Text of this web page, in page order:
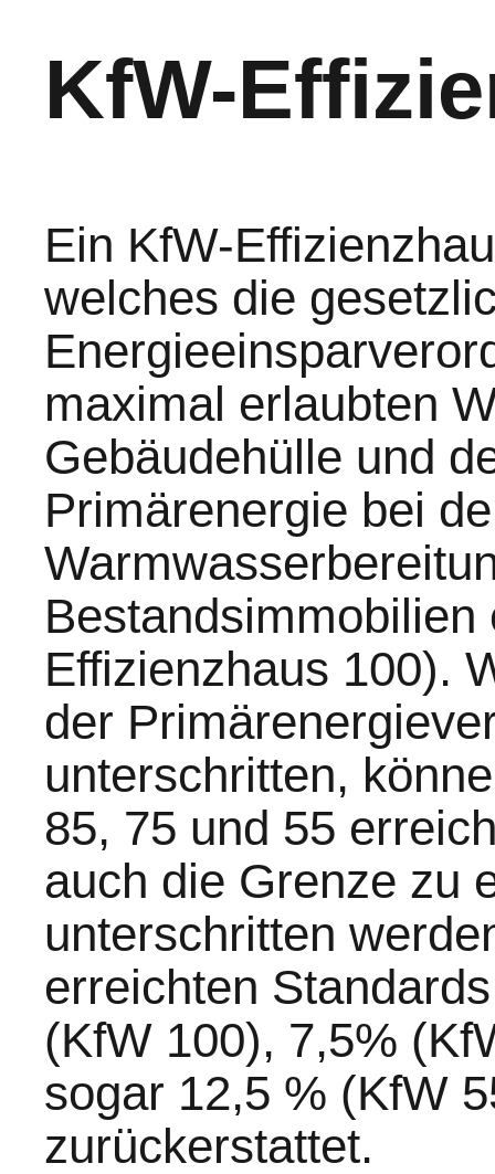
KfW-
Ein KfW-
welches die
maximal erlaubten
Gebäudehülle und
Primärenergie bei
Bestandsimmobilien
Effizienzhaus 100).
der
unterschritten,
85, 75 und 55
auch die Grenze zu
unterschritten
erreichten
(KfW 100), 7,5%
sogar 12,5 % (KfW
zurückerstattet.